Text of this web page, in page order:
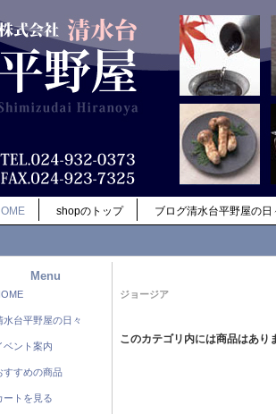
shopのトップ ブログ清水台平野屋の日
Menu
水台平野屋の日々
ベント案内
すすめの商品
ートを見る
ジョージア
このカテゴリ内には商品はあり